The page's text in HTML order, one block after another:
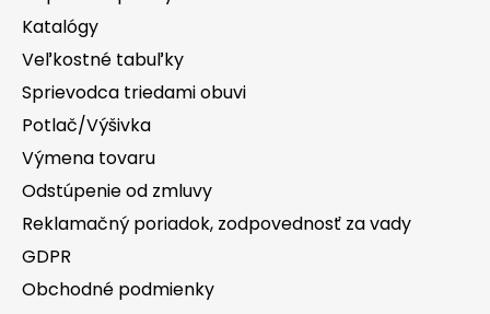
Katalógy
Veľkostné tabuľky
Sprievodca triedami obuvi
Potlač/Výšivka
Výmena tovaru
Odstúpenie od zmluvy
Reklamačný poriadok, zodpovednosť za vady
GDPR
Obchodné podmienky